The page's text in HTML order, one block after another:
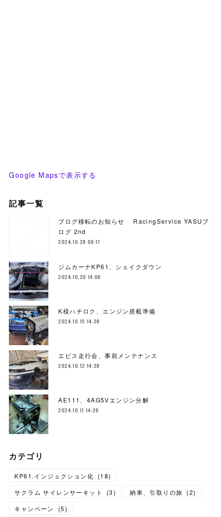
Google Mapsで表示する
記事一覧
ブログ移転のお知らせ RacingService YASUブ
ログ 2nd
2024.10.28 09:17
ジムカーナKP61、シェイクダウン
2024.10.20 14:06
K様ハチロク、エンジン搭載準備
2024.10.15 14:38
エビス走行会、事前メンテナンス
2024.10.12 14:38
AE111、4AG5Vエンジン分解
2024.10.11 14:26
カテゴリ
KP61.インジェクション化 (18)
サクラム サイレンサーキット
(3) 納車、引取りの旅 (2)
キャンペーン
(5)